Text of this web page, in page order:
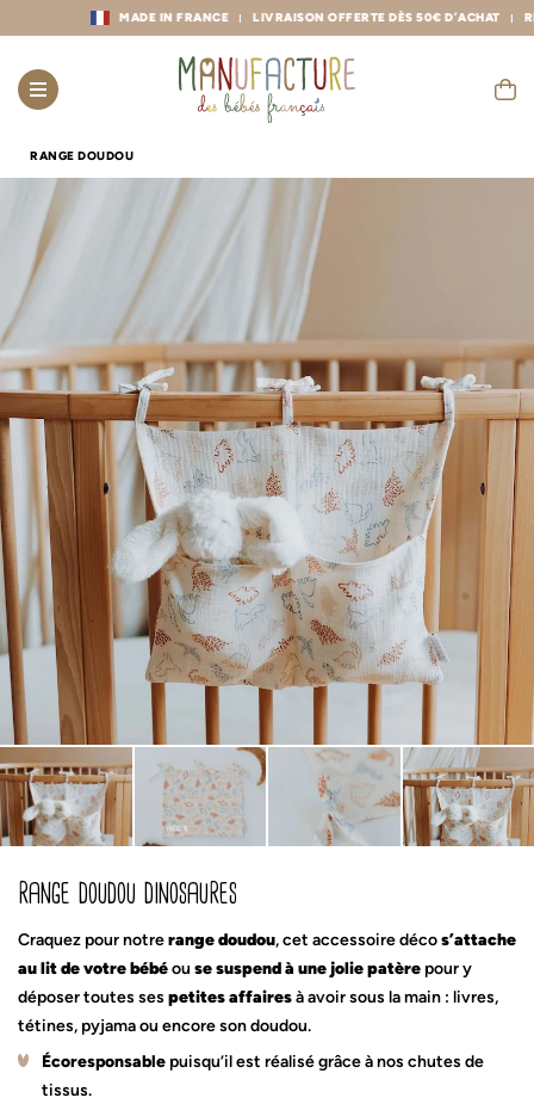
MADE IN FRANCE LIVRAISON OFFERTE DÈS 50€ D’ACHAT
RANGE DOUDOU
range doudou dinosaures
Craquez pour notrerange doudou, cet accessoire décos’attache
au lit de votre bébéou se suspend à une jolie patère pour y
déposer toutes ses petites affairesà avoir sous la main : livres,
tétines, pyjama ou encore son doudou.
Écoresponsable puisqu’il est réalisé grâce à nos chutes de
tissus.